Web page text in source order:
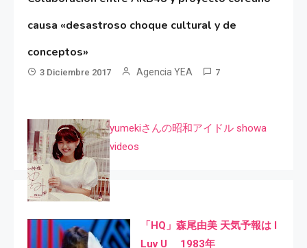
causa «desastroso choque cultural y de
conceptos»
3 Diciembre 2017 Agencia YEA 7
yumekiさんの昭和アイドル showa
videos
「HQ」森尾由美 天気予報は I
Luv U 1983年